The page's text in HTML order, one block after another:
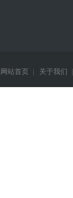
网站首页 关于我们